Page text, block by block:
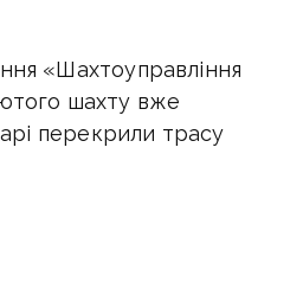
«Шахтоуправління
шахту вже
перекрили трасу